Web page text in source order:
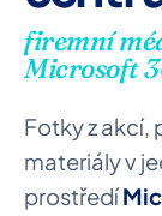
firemní
Microsoft
Fotky z akcí,
materiály v
prostředí